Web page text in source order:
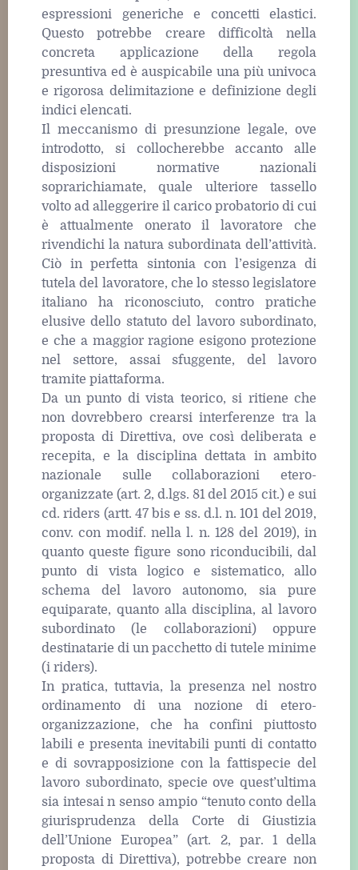
espressioni generiche e concetti elastici.
Questo potrebbe creare difficoltà nella
concreta applicazione della regola
presuntiva ed è auspicabile una più univoca
e rigorosa delimitazione e definizione degli
indici elencati.
Il meccanismo di presunzione legale, ove
introdotto, si collocherebbe accanto alle
disposizioni normative nazionali
soprarichiamate, quale ulteriore tassello
volto ad alleggerire il carico probatorio di cui
è attualmente onerato il lavoratore che
rivendichi la natura subordinata dell’attività.
Ciò in perfetta sintonia con l’esigenza di
tutela del lavoratore, che lo stesso legislatore
italiano ha riconosciuto, contro pratiche
elusive dello statuto del lavoro subordinato,
e che a maggior ragione esigono protezione
nel settore, assai sfuggente, del lavoro
tramite piattaforma.
Da un punto di vista teorico, si ritiene che
non dovrebbero crearsi interferenze tra la
proposta di Direttiva, ove così deliberata e
recepita, e la disciplina dettata in ambito
nazionale sulle collaborazioni etero-
organizzate (art. 2, d.lgs. 81 del 2015 cit.) e sui
cd. riders (artt. 47 bis e ss. d.l. n. 101 del 2019,
conv. con modif. nella l. n. 128 del 2019), in
quanto queste figure sono riconducibili, dal
punto di vista logico e sistematico, allo
schema del lavoro autonomo, sia pure
equiparate, quanto alla disciplina, al lavoro
subordinato (le collaborazioni) oppure
destinatarie di un pacchetto di tutele minime
(i riders).
In pratica, tuttavia, la presenza nel nostro
ordinamento di una nozione di etero-
organizzazione, che ha confini piuttosto
labili e presenta inevitabili punti di contatto
e di sovrapposizione con la fattispecie del
lavoro subordinato, specie ove quest’ultima
sia intesai n senso ampio “tenuto conto della
giurisprudenza della Corte di Giustizia
dell’Unione Europea” (art. 2, par. 1 della
proposta di Direttiva), potrebbe creare non